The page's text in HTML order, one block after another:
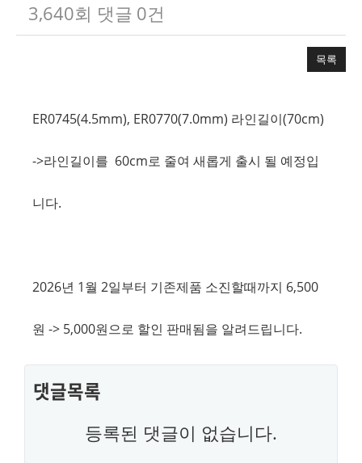
3,640회 댓글 0건
목록
ER0745(4.5mm), ER0770(7.0mm) 라인길이(70cm)
->라인길이를 60cm로 줄여 새롭게 출시 될 예정입
니다.
2026년 1월 2일부터 기존제품 소진할때까지 6,500
원 -> 5,000원으로 할인 판매됨을 알려드립니다.
댓글목록
등록된 댓글이 없습니다.